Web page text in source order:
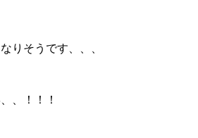
りそうです、、、
、！！！